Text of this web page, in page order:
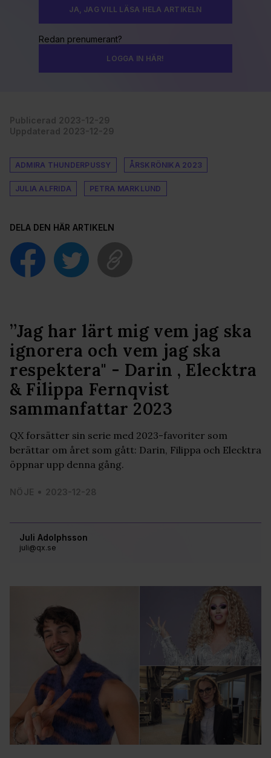
JA, JAG VILL LÄSA HELA ARTIKELN
Redan prenumerant?
LOGGA IN HÄR!
Publicerad 2023-12-29
Uppdaterad 2023-12-29
ADMIRA THUNDERPUSSY ÅRSKRÖNIKA 2023
JULIA ALFRIDA PETRA MARKLUND
DELA DEN HÄR ARTIKELN
Juli Adolphsson
juli@qx.se
”Jag har lärt mig vem jag ska
ignorera och vem jag ska
respektera" - Darin , Elecktra
& Filippa Fernqvist
sammanfattar 2023
QX forsätter sin serie med 2023-favoriter som
berättar om året som gått: Darin, Filippa och Elecktra
öppnar upp denna gång.
NÖJE 2023-12-28